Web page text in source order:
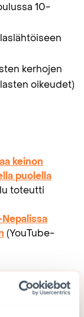
10-
kerhojen
oikeudet)
keinon
puolella
toteutti
(YouTube-